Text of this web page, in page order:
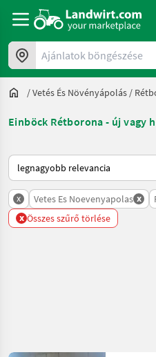
Ajánlatok böngészése
/Vetés És Növényápolás /
Einböck Rétborona - új vagy
Így van sorba rendezve a
x Vetes Es Noevenyapolas x
x Összes szűrő törlése